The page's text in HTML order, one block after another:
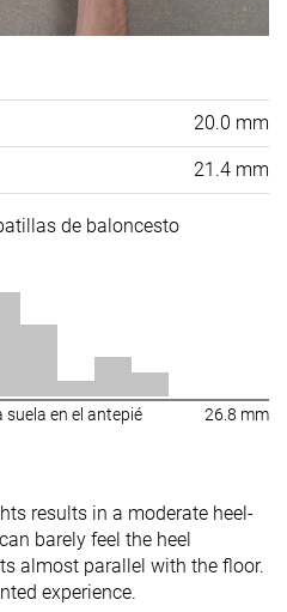
20.0 mm
21.4 mm
de baloncesto
suela en el antepié 26.8 mm
results in a moderate heel-
barely feel the heel
almost parallel with the floor.
experience.